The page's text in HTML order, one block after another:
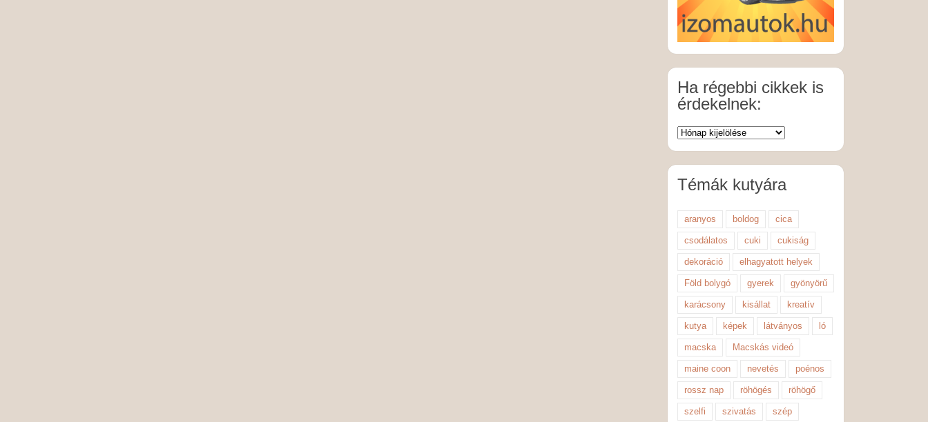
Ha régebbi cikkek is
érdekelnek:
Témák kutyára
aranyos boldog cica
csodálatos cuki cukiság
dekoráció elhagyatott helyek
Föld bolygó gyerek gyönyörű
karácsony kisállat kreatív
kutya képek látványos ló
macska Macskás videó
maine coon nevetés poénos
rossz nap röhögés röhögő
szelfi szivatás szép